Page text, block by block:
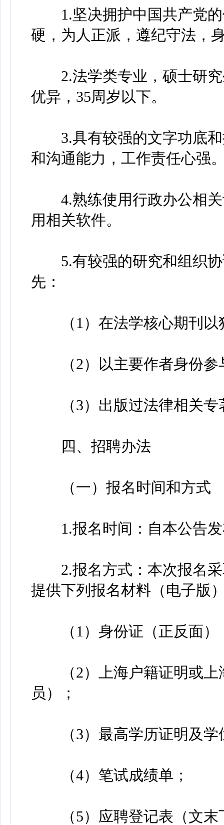
1.坚决拥护中国共产党的
硬，为人正派，遵纪守法，
2.法学类专业，硕士研究
优异，35周岁以下。
3.具有较强的文字功底和
和沟通能力，工作责任心强
4.熟练使用行政办公相关
用相关软件。
5.有较强的研究和组织协
先：
（1）在法学核心期刊以
（2）以主要作者身份参
（3）出版过法律相关专
四、招聘办法
（一）报名时间和方式
1.报名时间：自本公告发
2.报名方式：本次报名采
提供下列报名材料（电子版
（1）身份证（正反面）
（2）上海户籍证明或上
员）；
（3）最高学历证明及学
（4）笔试成绩单；
（5）应聘登记表（文末